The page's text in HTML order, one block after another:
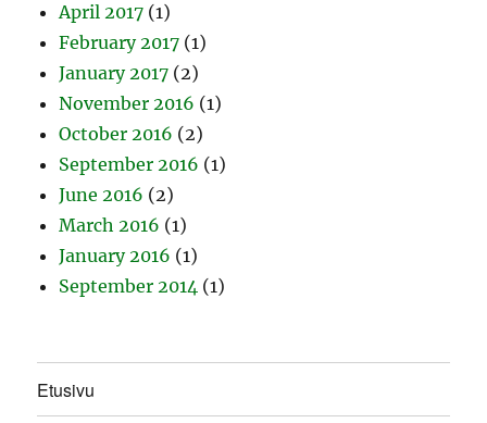
April 2017 (1)
February 2017 (1)
January 2017 (2)
November 2016 (1)
October 2016 (2)
September 2016 (1)
June 2016 (2)
March 2016 (1)
January 2016 (1)
September 2014 (1)
Etusivu